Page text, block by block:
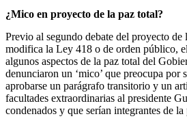
¿Mico en proyecto de la paz total?
Previo al segundo debate del proyecto
modifica la Ley 418 o de orden público,
algunos aspectos de la paz total del
denunciaron un ‘mico’ que preocupa por
aprobarse un parágrafo transitorio y un
facultades extraordinarias al presidente
condenados y que serían integrantes de